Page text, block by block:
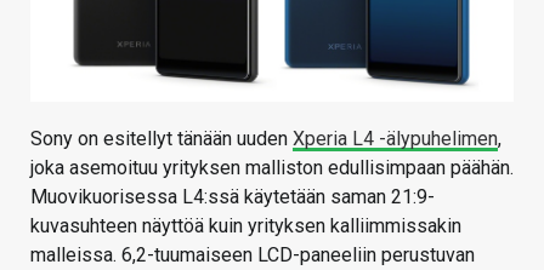
Sony on esitellyt tänään uuden Xperia L4 -älypuhelimen,
joka asemoituu yrityksen malliston edullisimpaan päähän.
Muovikuorisessa L4:ssä käytetään saman 21:9-
kuvasuhteen näyttöä kuin yrityksen kalliimmissakin
malleissa. 6,2-tuumaiseen LCD-paneeliin perustuvan